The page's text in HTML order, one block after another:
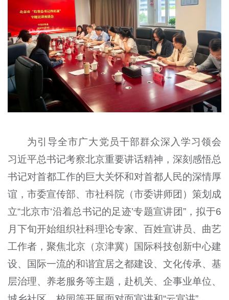
为引导全市广大党员干部群众深入学习领会
习近平总书记考察北京重要讲话精神，深刻感悟总
书记对首都工作的巨大关怀和对首都人民的深情厚
谊，市委宣传部、市社科院（市委讲师团）策划成
立“北京市‘沿着总书记的足迹’专题宣讲团”，拟于6
月下旬开始组织社科理论专家、百姓宣讲员、曲艺
工作者，聚焦北京（京津冀）国际科技创新中心建
设、国际一流的和谐宜居之都建设、文化传承、基
层治理、养老服务等主题，赴机关、企事业单位、